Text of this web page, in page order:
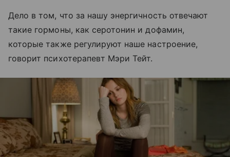
Дело в том, что за нашу энергичность отвечают
такие гормоны, как серотонин и дофамин,
которые также регулируют наше настроение,
говорит психотерапевт Мэри Тейт.